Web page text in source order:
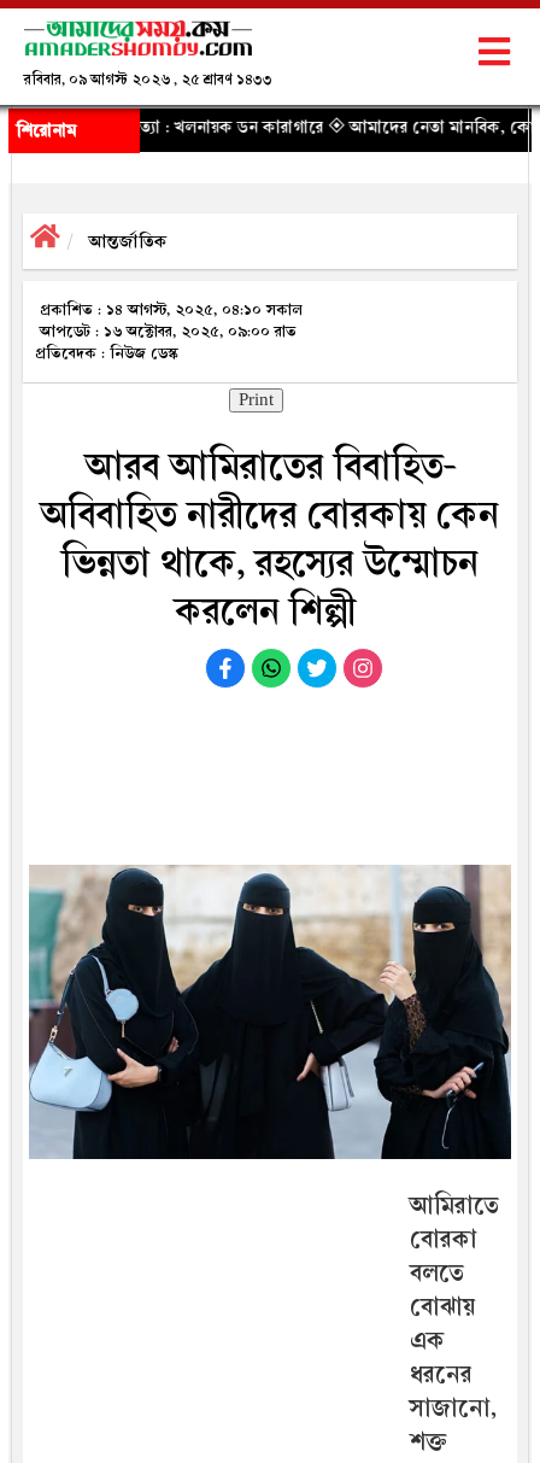
রবিবার, ০৯ আগস্ট ২০২৬ , ২৫ শ্রাবণ ১৪৩৩
শিরোনাম
: খলনায়ক ডন কারাগারে◈ আমাদের নেতা মানবিক, কোনো বৈষম্য হবে না :
আন্তর্জাতিক
প্রকাশিত : ১৪ আগস্ট, ২০২৫, ০৪:১০ সকাল
আপডেট : ১৬ অক্টোবর, ২০২৫, ০৯:০০ রাত
প্রতিবেদক : নিউজ ডেস্ক
Print
আরব আমিরাতের বিবাহিত-
অবিবাহিত নারীদের বোরকায় কেন
ভিন্নতা থাকে, রহস্যের উম্মোচন
করলেন শিল্পী
আমিরাতে
বোরকা
বলতে
বোঝায়
এক
ধরনের
সাজানো,
শক্ত